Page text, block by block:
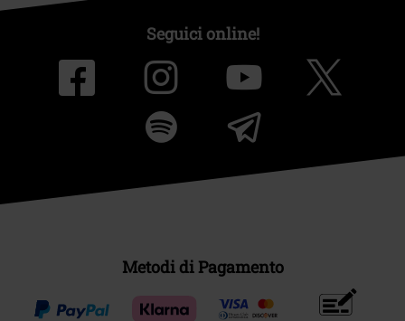
Seguici online!
Metodi di Pagamento